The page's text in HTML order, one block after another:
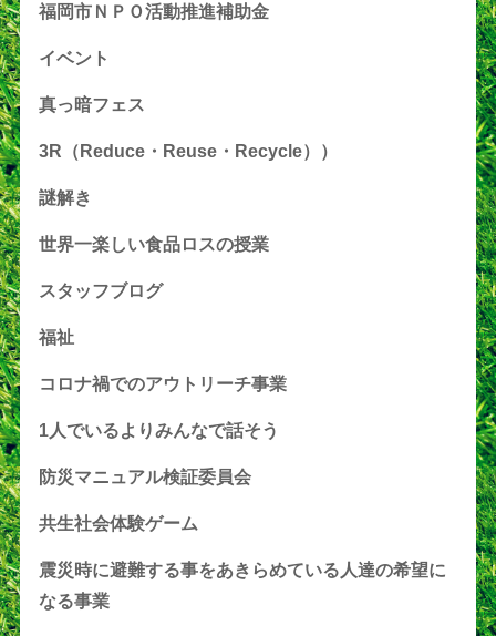
福岡市ＮＰＯ活動推進補助金
イベント
真っ暗フェス
3R（Reduce・Reuse・Recycle））
謎解き
世界一楽しい食品ロスの授業
スタッフブログ
福祉
コロナ禍でのアウトリーチ事業
1人でいるよりみんなで話そう
防災マニュアル検証委員会
共生社会体験ゲーム
震災時に避難する事をあきらめている人達の希望に
なる事業